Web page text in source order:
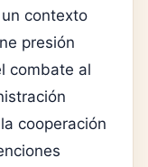
contexto
presión
combate al
cooperación